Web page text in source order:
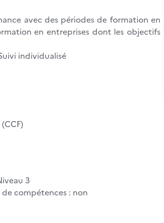
avec des périodes de formation en
en entreprises dont les objectifs
individualisé
3
compétences : non